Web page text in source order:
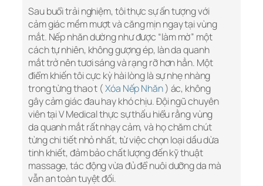
Sau buổi trải nghiệm, tôi thực sự ấn tượng với
cảm giác mềm mượt và căng mịn ngay tại vùng
mắt. Nếp nhăn dường như được “làm mờ” một
cách tự nhiên, không gượng ép, làn da quanh
mắt trở nên tươi sáng và rạng rỡ hơn hẳn. Một
điểm khiến tôi cực kỳ hài lòng là sự nhẹ nhàng
trong từng thao t (Xóa Nếp Nhăn) ác, không
gây cảm giác đau hay khó chịu. Đội ngũ chuyên
viên tại V Medical thực sự thấu hiểu rằng vùng
da quanh mắt rất nhạy cảm, và họ chăm chút
từng chi tiết nhỏ nhất, từ việc chọn loại dầu dừa
tinh khiết, đảm bảo chất lượng đến kỹ thuật
massage, tác động vừa đủ để nuôi dưỡng da mà
vẫn an toàn tuyệt đối.